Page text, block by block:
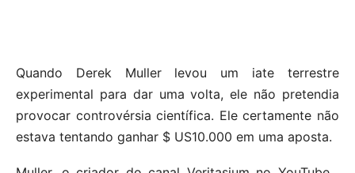
Quando Derek Muller levou um iate terrestre
experimental para dar uma volta, ele não pretendia
provocar controvérsia científica. Ele certamente não
estava tentando ganhar $ US10.000 em uma aposta.